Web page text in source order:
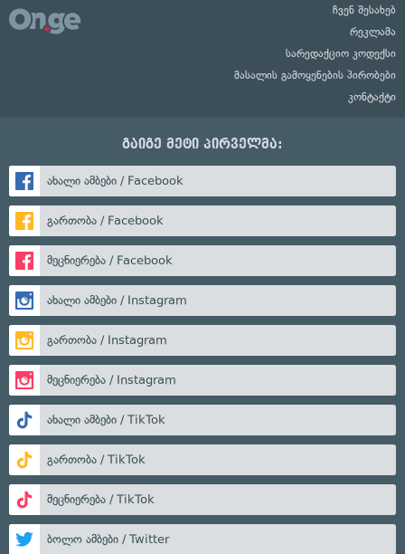
ჩვენ შესახებ
რეკლამა
სარედაქციო კოდექსი
მასალის გამოყენების პირობები
კონტაქტი
გაიგე მეტი პირველმა:
ახალი ამბები / Facebook
გართობა / Facebook
მეცნიერება / Facebook
ახალი ამბები / Instagram
გართობა / Instagram
მეცნიერება / Instagram
ახალი ამბები / TikTok
გართობა / TikTok
მეცნიერება / TikTok
ბოლო ამბები / Twitter